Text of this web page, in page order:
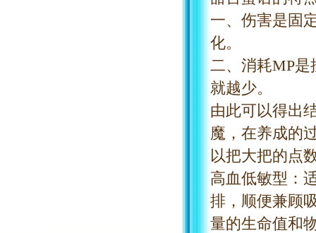
一、伤害是固
化。
二、消耗MP是
就越少。
由此可以得出
魔，在养成的
以把大把的点
高血低敏型：
排，顺便兼顾
量的生命值和